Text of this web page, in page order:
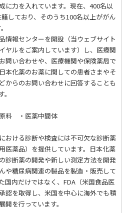
に力を入れています。現在、400名以
しており、そのうち100名以上ががん
情報センターを開設（当ウェブサイト
ヤルをご案内しています）し、医療関
問い合わせや、医療機関や保険薬局で
本化薬のお薬に関しての患者さまやそ
からのお問い合わせに回答することも
料 ・医薬中間体
おける診断や検査には不可欠な診断薬
用医薬品）を提供しています。日本化薬
診断薬の開発や新しい測定方法を開発
や糖尿病関連の製品を製造・販売して
国内だけではなく、FDA（米国食品医
認を取得し、米国を中心に海外でも積
開を行っています。